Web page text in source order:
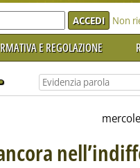
Non
E REGOLAZIONE